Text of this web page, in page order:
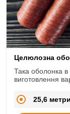
Целюлозна
Така оболонка в
виготовлення
25,6 метри